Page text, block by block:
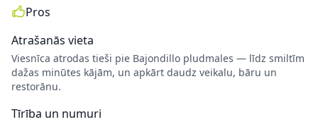
Pros
Atrašanās vieta
Viesnīca atrodas tieši pie Bajondillo pludmales — līdz smiltīm
dažas minūtes kājām, un apkārt daudz veikalu, bāru un
restorānu.
Tīrība un numuri